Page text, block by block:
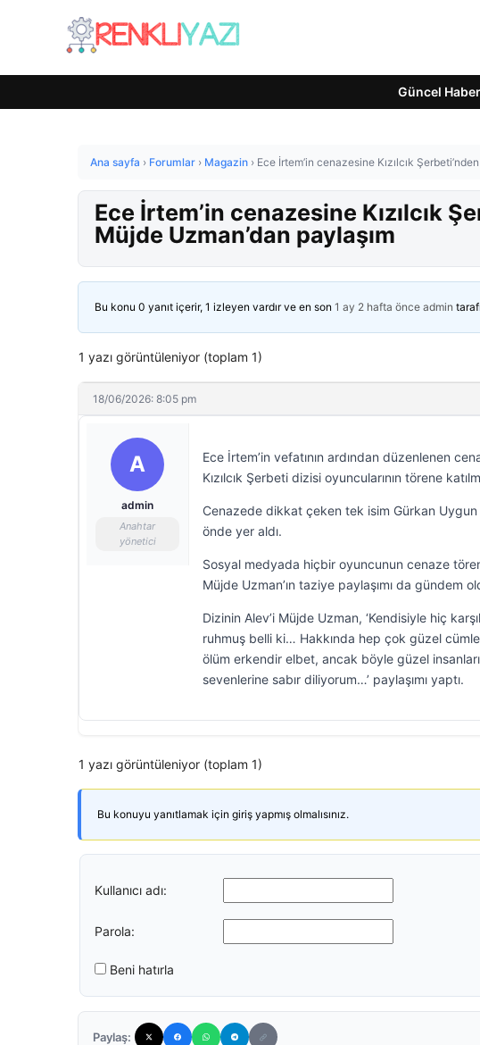
Güncel
Ana sayfa › Forumlar › Magazin › Ece İrtem’in cenazesine Kızılcık
Ece İrtem’in cenazesine Kızılcık
Müjde Uzman’dan paylaşım
Bu konu 0 yanıt içerir, 1 izleyen vardır ve en son 1 ay 2 hafta önce admin
1 yazı görüntüleniyor (toplam 1)
18/06/2026: 8:05 pm
A
admin
Anahtar
yönetici
Ece İrtem’in vefatının ardından düzenlenen
Kızılcık Şerbeti dizisi oyuncularının törene
Cenazede dikkat çeken tek isim Gürkan Uygun
önde yer aldı.
Sosyal medyada hiçbir oyuncunun cenaze
Müjde Uzman’ın taziye paylaşımı da gündem
Dizinin Alev’i Müjde Uzman, ‘Kendisiyle hiç
ruhmuş belli ki… Hakkında hep çok güzel
ölüm erkendir elbet, ancak böyle güzel
sevenlerine sabır diliyorum…’ paylaşımı yaptı.
1 yazı görüntüleniyor (toplam 1)
Bu konuyu yanıtlamak için giriş yapmış olmalısınız.
Kullanıcı adı:
Parola:
Beni hatırla
Paylaş: